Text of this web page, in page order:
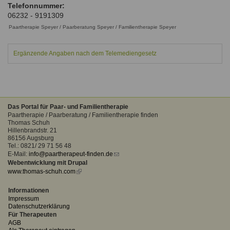
Qualitätssicherung
Qualität unserer Therapeuten
Familienthemen
Seminare und Kurse
Fortbildungen
Ausbildungsinstitute
Liste der Fachverbände
Passwort *
vergessen?
Anmelden
Sitemap
Links
Formular zur Registrierung
Telefonnummer:
06232 - 9191309
Paartherapie Speyer / Paarberatung Speyer / Familientherapie Speyer
Ergänzende Angaben nach dem Telemediengesetz
Das Portal für Paar- und Familientherapie
Paartherapie / Paarberatung / Familientherapie finden
Thomas Schuh
Hillenbrandstr. 21
86156 Augsburg
Tel.: 0821/ 29 71 56 48
E-Mail: info@paartherapeut-finden.de (link
Webentwicklung mit Drupal
www.thomas-schuh.com(link
Informationen
Impressum
Datenschutzerklärung
Für Therapeuten
AGB